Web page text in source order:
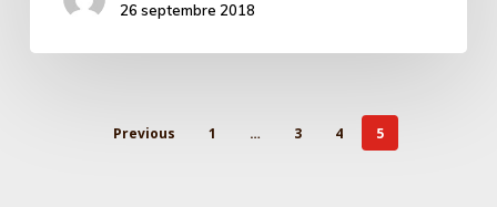
26 septembre 2018
Previous 1 … 3 4 5